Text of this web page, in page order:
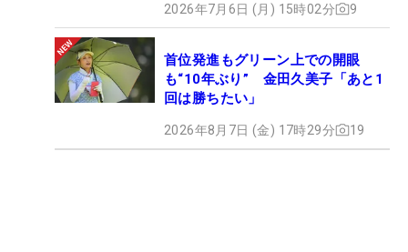
2026年7月6日 (月) 15時02分 9
首位発進もグリーン上での開眼
も“10年ぶり” 金田久美子「あと1
回は勝ちたい」
2026年8月7日 (金) 17時29分 19